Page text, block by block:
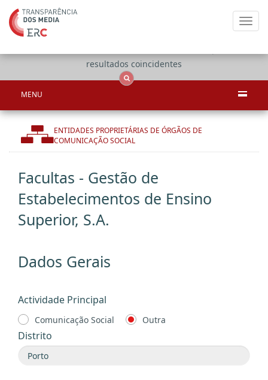
resultados coincidentes
MENU
ENTIDADES PROPRIETÁRIAS DE ÓRGÃOS DE
COMUNICAÇÃO SOCIAL
Facultas - Gestão de
Estabelecimentos de Ensino
Superior, S.A.
Dados Gerais
Actividade Principal
Comunicação Social Outra
Distrito